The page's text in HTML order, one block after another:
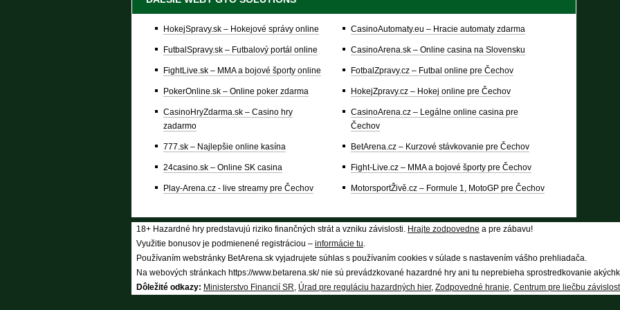
HokejSpravy.sk – Hokejové správy online
FutbalSpravy.sk – Futbalový portál online
FightLive.sk – MMA a bojové športy online
PokerOnline.sk – Online poker zdarma
CasinoHryZdarma.sk – Casino hry
zadarmo
777.sk – Najlepšie online kasína
24casino.sk – Online SK casina
Play-Arena.cz - live streamy pre Čechov
CasinoAutomaty.eu – Hracie automaty zdarma
CasinoArena.sk – Online casina na Slovensku
FotbalZpravy.cz – Futbal online pre Čechov
HokejZpravy.cz – Hokej online pre Čechov
CasinoArena.cz – Legálne online casina pre
Čechov
BetArena.cz – Kurzové stávkovanie pre Čechov
Fight-Live.cz – MMA a bojové športy pre Čechov
MotorsportŽivě.cz – Formule 1, MotoGP pre Čechov
18+ Hazardné hry predstavujú riziko finančných strát a vzniku závislosti. Hrajte zodpovedne a pre zábavu!
Využitie bonusov je podmienené registráciou – informácie tu.
Používaním webstránky BetArena.sk vyjadrujete súhlas s používaním cookies v súlade s nastavením vášho prehliadača.
Na webových stránkach https://www.betarena.sk/ nie sú prevádzkované hazardné hry ani tu neprebieha sprostredkovanie
Dôležité odkazy: Ministerstvo Financií SR, Úrad pre reguláciu hazardných hier, Zodpovedné hranie, Centrum pre liečbu